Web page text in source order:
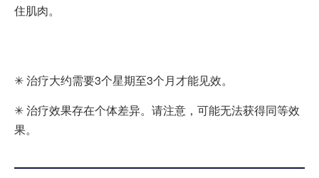
住肌肉。
✳ 治疗大约需要3个星期至3个月才能见效。
✳ 治疗效果存在个体差异。请注意，可能无法获得同等效
果。